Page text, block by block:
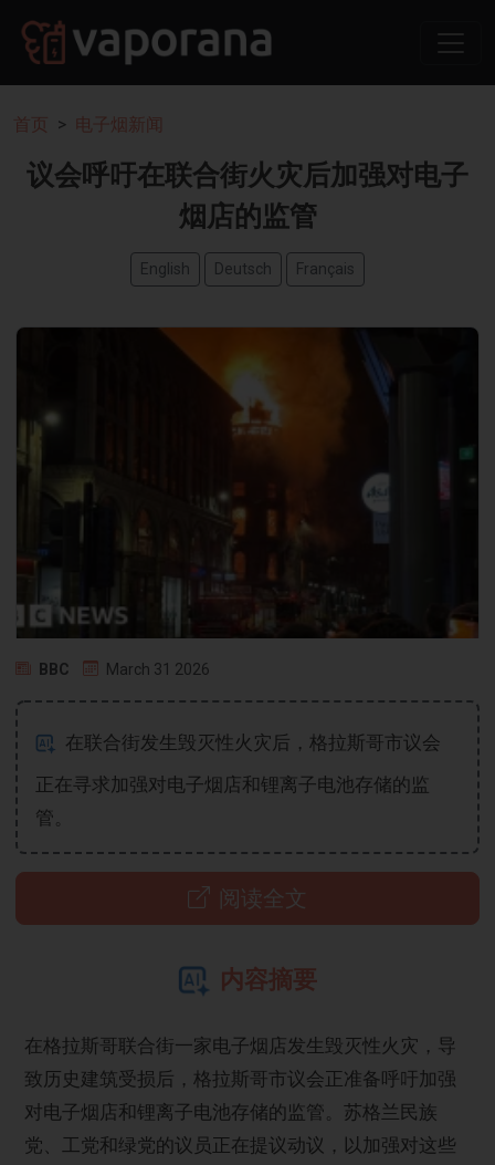
首页 电子烟新闻
议会呼吁在联合街火灾后加强对电子
烟店的监管
English Deutsch Français
BBC March 31 2026
在联合街发生毁灭性火灾后，格拉斯哥市议会
正在寻求加强对电子烟店和锂离子电池存储的监
管。
阅读全文
内容摘要
在格拉斯哥联合街一家电子烟店发生毁灭性火灾，导
致历史建筑受损后，格拉斯哥市议会正准备呼吁加强
对电子烟店和锂离子电池存储的监管。苏格兰民族
党、工党和绿党的议员正在提议动议，以加强对这些